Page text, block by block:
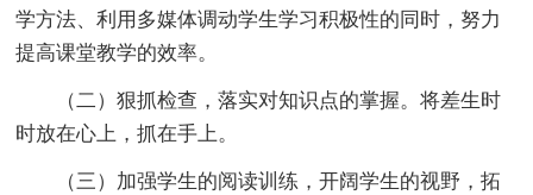
学方法、利用多媒体调动学生学习积极性的同时，努力
提高课堂教学的效率。
（二）狠抓检查，落实对知识点的掌握。将差生时
时放在心上，抓在手上。
（三）加强学生的阅读训练，开阔学生的视野，拓